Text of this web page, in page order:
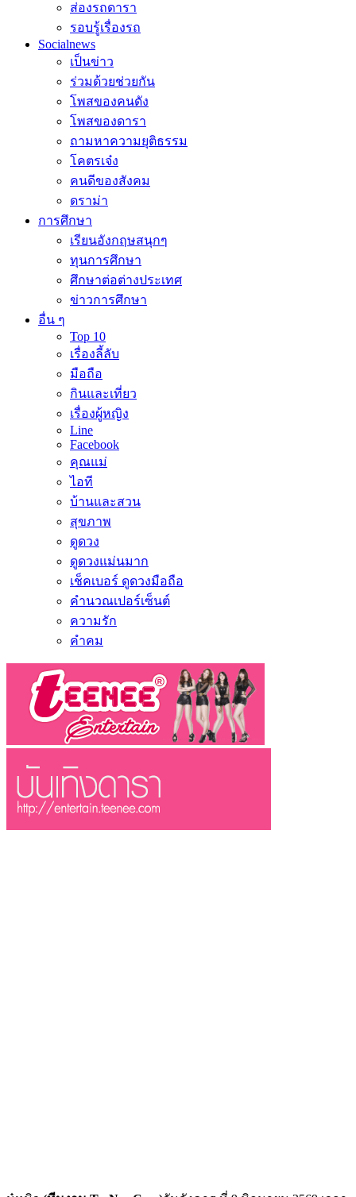
ส่องรถดารา
รอบรู้เรื่องรถ
Socialnews
เป็นข่าว
ร่วมด้วยช่วยกัน
โพสของคนดัง
โพสของดารา
ถามหาความยุติธรรม
โคตรเจ๋ง
คนดีของสังคม
ดราม่า
การศึกษา
เรียนอังกฤษสนุกๆ
ทุนการศึกษา
ศึกษาต่อต่างประเทศ
ข่าวการศึกษา
อื่น ๆ
Top 10
เรื่องลี้ลับ
มือถือ
กินและเที่ยว
เรื่องผู้หญิง
Line
Facebook
คุณแม่
ไอที
บ้านและสวน
สุขภาพ
ดูดวง
ดูดวงแม่นมาก
เช็คเบอร์ ดูดวงมือถือ
คำนวณเปอร์เซ็นต์
ความรัก
คำคม